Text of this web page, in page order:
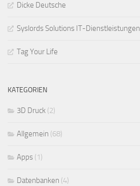
Dicke Deutsche
Syslords Solutions IT-Dienstleistungen
Tag Your Life
KATEGORIEN
3D Druck (2)
Allgemein (68)
Apps (1)
Datenbanken (4)